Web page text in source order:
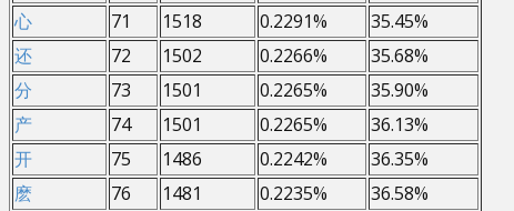
心
71 1518 0.2291%
35.45%
还
72 1502 0.2266%
35.68%
分
73 1501 0.2265%
35.90%
产
74 1501 0.2265%
36.13%
开
75 1486 0.2242%
36.35%
麽
76 1481 0.2235%
36.58%